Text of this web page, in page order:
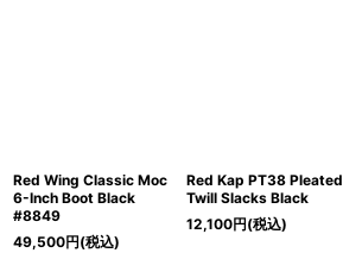
Red Wing Classic Moc
6-Inch Boot Black
#8849
49,500円(税込)
Red Kap PT38 Pleated
Twill Slacks Black
12,100円(税込)